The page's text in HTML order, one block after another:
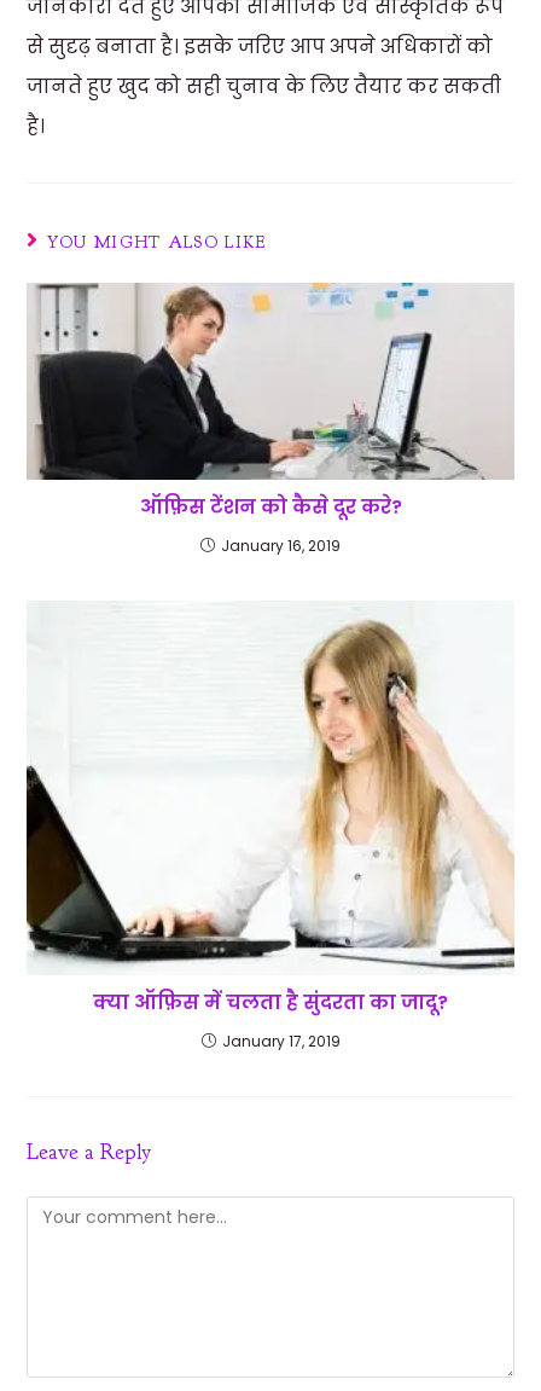
जानकारी देते हुए आपको सामाजिक एवं सांस्कृतिक रूप
से सुदृढ़ बनाता है। इसके जरिए आप अपने अधिकारों को
जानते हुए खुद को सही चुनाव के लिए तैयार कर सकती
है।
YOU MIGHT ALSO LIKE
ऑफ़िस टेंशन को कैसे दूर करे?
January 16, 2019
क्या ऑफ़िस में चलता है सुंदरता का जादू?
January 17, 2019
Leave a Reply